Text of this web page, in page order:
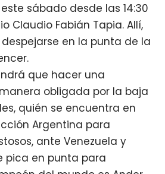
sábado desde las 14:30
Claudio Fabián Tapia. Allí,
en la punta de la
que hacer una
obligada por la baja
quién se encuentra en
Argentina para
ante Venezuela y
pica en punta para